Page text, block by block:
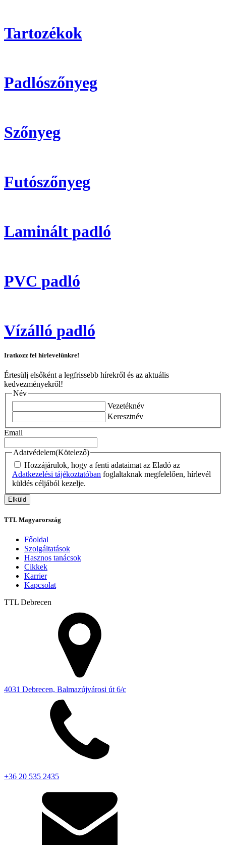
Tartozékok
Padlószőnyeg
Szőnyeg
Futószőnyeg
Laminált padló
PVC padló
Vízálló padló
Iratkozz fel hírlevelünkre!
Értesülj elsőként a legfrissebb hírekről és az aktuális
kedvezményekről!
Név
Vezetéknév
Keresztnév
Email
Adatvédelem(Kötelező)
Hozzájárulok, hogy a fenti adataimat az Eladó az
Adatkezelési tájékoztatóban foglaltaknak megfelelően, hírlevél
küldés céljából kezelje.
TTL Magyarország
Főoldal
Szolgáltatások
Hasznos tanácsok
Cikkek
Karrier
Kapcsolat
TTL Debrecen
4031 Debrecen, Balmazújvárosi út 6/c
+36 20 535 2435